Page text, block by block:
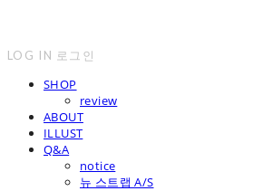
LOG IN 로그인
SHOP
review
ABOUT
ILLUST
Q&A
notice
뉴 스트랩 A/S